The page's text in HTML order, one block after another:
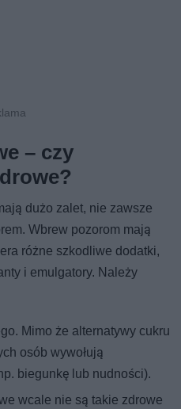
– czy
dużo zalet, nie zawsze
Wbrew pozorom mają
różne szkodliwe dodatki,
i emulgatory. Należy
Mimo że alternatywy cukru
osób wywołują
biegunkę lub nudności).
wcale nie są takie zdrowe